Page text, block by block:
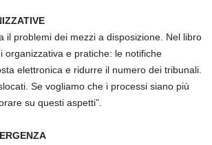
il problemi dei mezzi a disposizione. Nel libro
organizzativa e pratiche: le notifiche
elettronica e ridurre il numero dei tribunali.
Se vogliamo che i processi siano più
su questi aspetti”.